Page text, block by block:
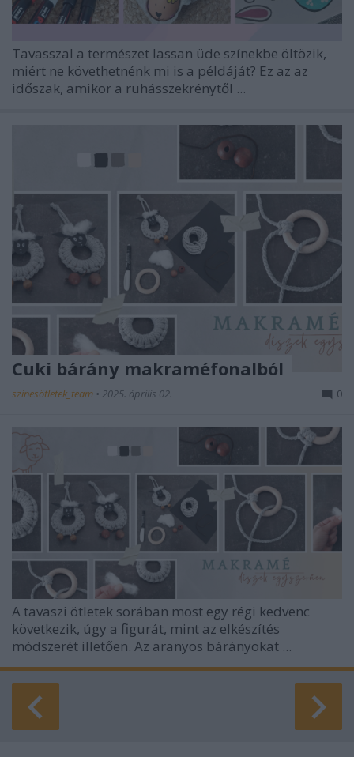
Tavasszal a természet lassan üde színekbe öltözik,
miért ne követhetnénk mi is a példáját? Ez az az
időszak, amikor a ruhásszekrénytől ...
Cuki bárány makraméfonalból
színesötletek_team • 2025. április 02. 0
A tavaszi ötletek sorában most egy régi kedvenc
következik, úgy a figurát, mint az elkészítés
módszerét illetően. Az aranyos bárányokat ...